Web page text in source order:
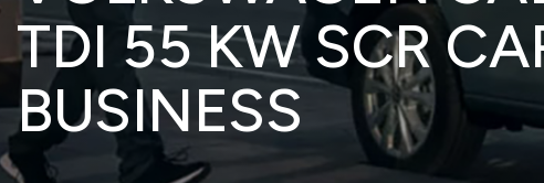
TDI 55 KW SCR
BUSINESS